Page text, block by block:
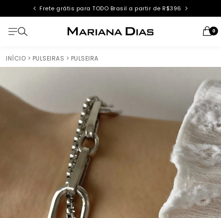
Frete grátis para TODO Brasil a partir de R$396
0
INÍCIO > PULSEIRAS > PULSEIRA